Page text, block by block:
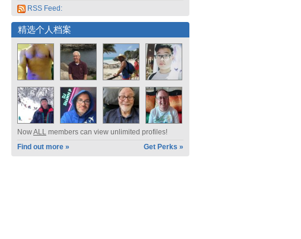
RSS Feed:
精选个人档案
NowALL members can view unlimited profiles!
Find out more »
Get Perks »